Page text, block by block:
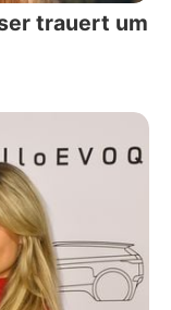
trauert um